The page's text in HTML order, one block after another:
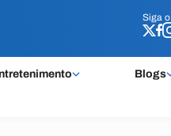
Siga o
Blogs
Siga o